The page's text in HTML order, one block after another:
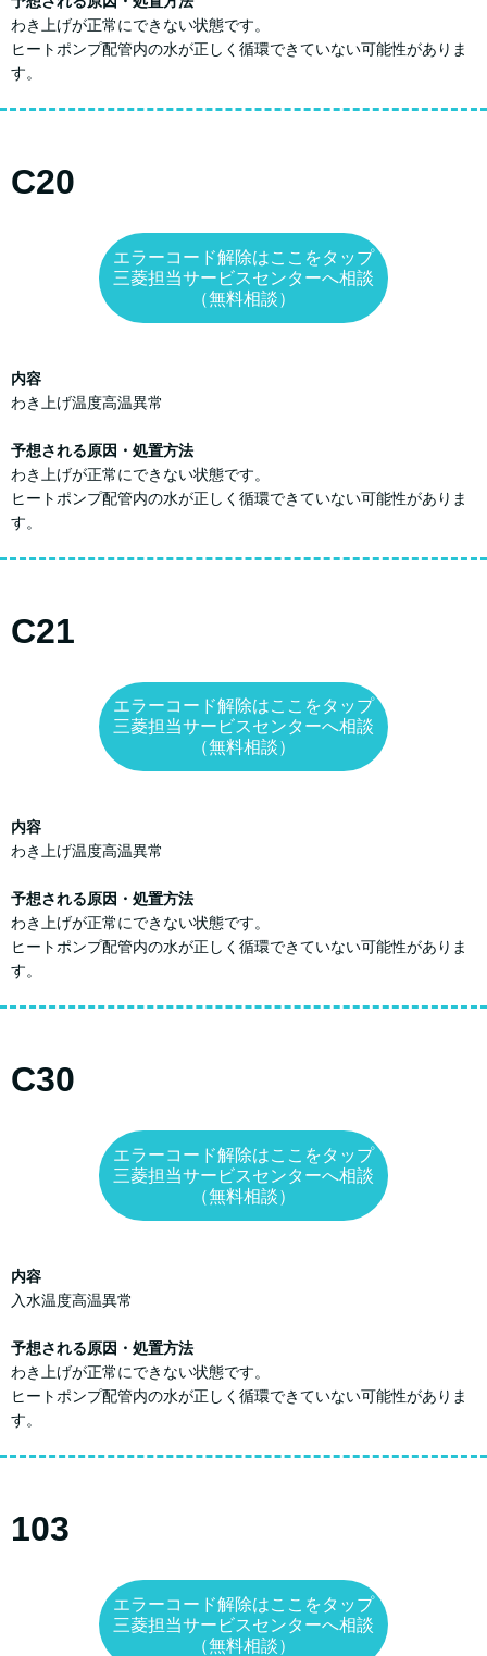
わき上げが正常にできない状態です。
ヒートポンプ配管内の水が正しく循環できていない可能性がありま
す。
C20
エラーコード解除はここをタップ
三菱担当サービスセンターへ相談
（無料相談）
内容
わき上げ温度高温異常
予想される原因・処置方法
わき上げが正常にできない状態です。
ヒートポンプ配管内の水が正しく循環できていない可能性がありま
す。
C21
エラーコード解除はここをタップ
三菱担当サービスセンターへ相談
（無料相談）
内容
わき上げ温度高温異常
予想される原因・処置方法
わき上げが正常にできない状態です。
ヒートポンプ配管内の水が正しく循環できていない可能性がありま
す。
C30
エラーコード解除はここをタップ
三菱担当サービスセンターへ相談
（無料相談）
内容
入水温度高温異常
予想される原因・処置方法
わき上げが正常にできない状態です。
ヒートポンプ配管内の水が正しく循環できていない可能性がありま
す。
103
エラーコード解除はここをタップ
三菱担当サービスセンターへ相談
（無料相談）